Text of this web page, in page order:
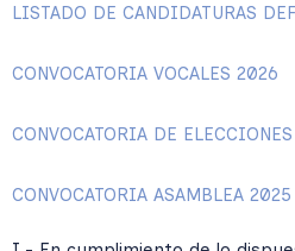
LISTADO DE CANDIDATURAS
CONVOCATORIA VOCALES 2026
CONVOCATORIA DE
CONVOCATORIA ASAMBLEA 2025